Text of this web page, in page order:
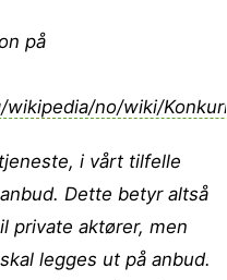
på
no/wiki/
i vårt tilfelle
Dette betyr altså
private aktører, men
legges ut på anbud.